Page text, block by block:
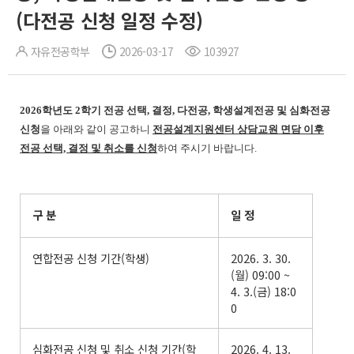
(다전공 신청 일정 수정)
자유전공학부 2026-03-17 103927
2026학년도 2학기 전공 선택, 결정, 다전공, 학생설계전공 및 심화전공
신청을 아래와 같이 공고하니 전공설계지원센터 상담교원 면담 이후
전공 선택, 결정 및 취소를 신청하여 주시기 바랍니다.
구 분 일 정
연합전공 신청 기간(학생)
2026. 3. 30.
(월) 09:00 ~
4. 3.(금) 18:0
0
심화전공 신청 및 취소 신청 기간(학 2026. 4. 13.